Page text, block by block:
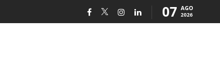
07 AGO
2026